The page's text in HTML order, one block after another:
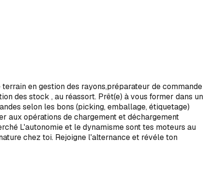
en gestion des rayons,préparateur de commande
des stock , au réassort. Prêt(e) à vous former dans un
selon les bons (picking, emballage, étiquetage)
aux opérations de chargement et déchargement
L'autonomie et le dynamisme sont tes moteurs au
chez toi. Rejoigne l'alternance et révéle ton